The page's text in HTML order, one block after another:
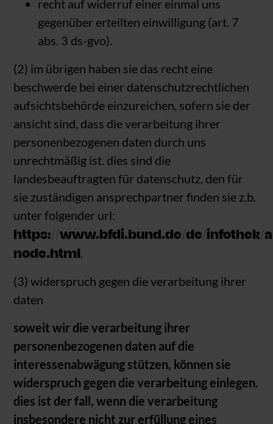
recht auf widerruf einer einmal uns
gegenüber erteilten einwilligung (art. 7
abs. 3 ds-gvo).
(2) im übrigen haben sie das recht eine
beschwerde bei einer datenschutzrechtlichen
aufsichtsbehörde einzureichen, sofern sie der
ansicht sind, dass die verarbeitung ihrer
personenbezogenen daten durch uns
unrechtmäßig ist. dies sind die
landesbeauftragten für datenschutz, den für
sie zuständigen ansprechpartner finden sie z.b.
unter folgender url:
https://www.bfdi.bund.de/de/
node.html
(3) widerspruch gegen die verarbeitung ihrer
daten
soweit wir die verarbeitung ihrer
personenbezogenen daten auf die
interessenabwägung stützen, können sie
widerspruch gegen die verarbeitung einlegen.
dies ist der fall, wenn die verarbeitung
insbesondere nicht zur erfüllung eines